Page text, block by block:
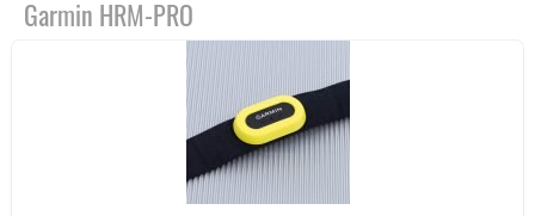
Garmin HRM-PRO